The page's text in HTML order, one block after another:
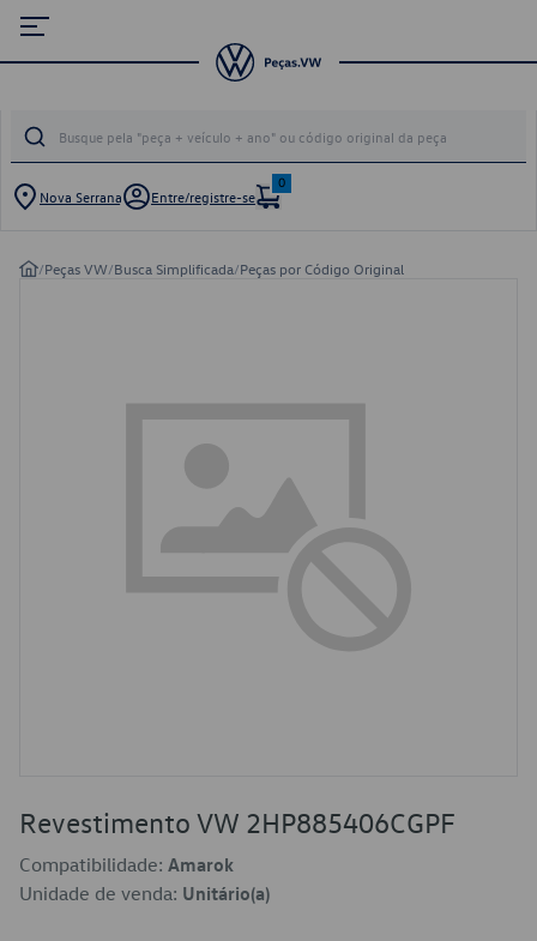
Nova Serrana Entre/registre-se
0
/Peças VW/Busca Simplificada/Peças por Código Original
Revestimento VW 2HP885406CGPF
Compatibilidade: Amarok
Unidade de venda: Unitário(a)